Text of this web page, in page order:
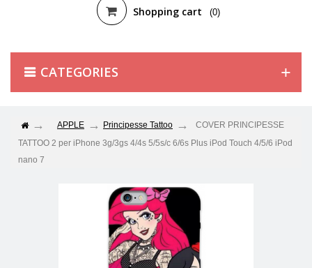
Shopping cart (0)
CATEGORIES
APPLE Principesse Tattoo
COVER PRINCIPESSE
TATTOO 2 per iPhone 3g/3gs 4/4s 5/5s/c 6/6s Plus iPod Touch 4/5/6 iPod
nano 7